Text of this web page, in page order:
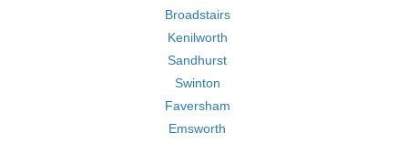
Broadstairs
Kenilworth
Sandhurst
Swinton
Faversham
Emsworth